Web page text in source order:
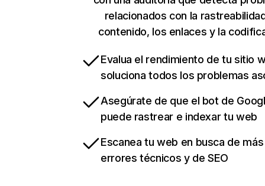
relacionados con la
contenido, los enlaces y la
Evalua el rendimiento de tu sitio
soluciona todos los problemas
Asegúrate de que el bot de
puede rastrear e indexar tu web
Escanea tu web en busca de
errores técnicos y de SEO